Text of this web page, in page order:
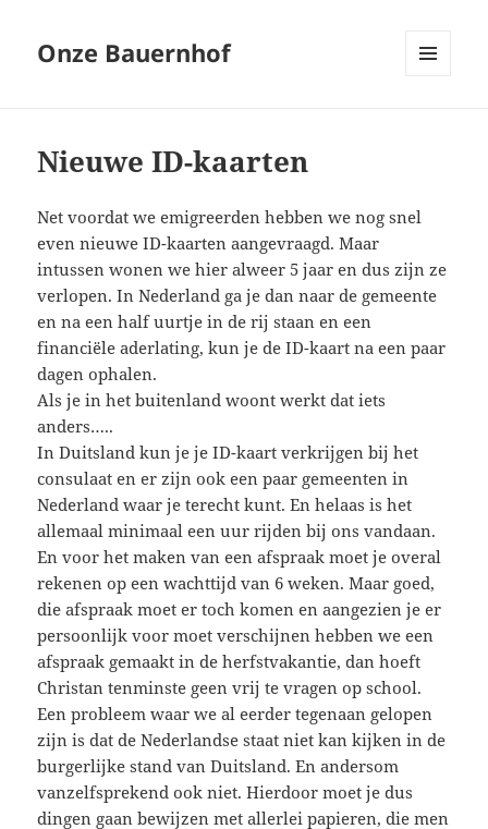
Onze Bauernhof
Nieuwe ID-kaarten
Net voordat we emigreerden hebben we nog snel
even nieuwe ID-kaarten aangevraagd. Maar
intussen wonen we hier alweer 5 jaar en dus zijn ze
verlopen. In Nederland ga je dan naar de gemeente
en na een half uurtje in de rij staan en een
financiële aderlating, kun je de ID-kaart na een paar
dagen ophalen.
Als je in het buitenland woont werkt dat iets
anders…..
In Duitsland kun je je ID-kaart verkrijgen bij het
consulaat en er zijn ook een paar gemeenten in
Nederland waar je terecht kunt. En helaas is het
allemaal minimaal een uur rijden bij ons vandaan.
En voor het maken van een afspraak moet je overal
rekenen op een wachttijd van 6 weken. Maar goed,
die afspraak moet er toch komen en aangezien je er
persoonlijk voor moet verschijnen hebben we een
afspraak gemaakt in de herfstvakantie, dan hoeft
Christan tenminste geen vrij te vragen op school.
Een probleem waar we al eerder tegenaan gelopen
zijn is dat de Nederlandse staat niet kan kijken in de
burgerlijke stand van Duitsland. En andersom
vanzelfsprekend ook niet. Hierdoor moet je dus
dingen gaan bewijzen met allerlei papieren, die men